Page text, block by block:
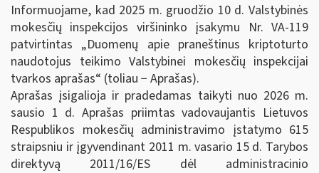
Informuojame, kad 2025 m. gruodžio 10 d. Valstybinės
mokesčių inspekcijos viršininko įsakymu Nr. VA-119
patvirtintas „Duomenų apie praneštinus kriptoturto
naudotojus teikimo Valstybinei mokesčių inspekcijai
tvarkos aprašas“ (toliau − Aprašas).
Aprašas įsigalioja ir pradedamas taikyti nuo 2026 m.
sausio 1 d. Aprašas priimtas vadovaujantis Lietuvos
Respublikos mokesčių administravimo įstatymo 615
straipsniu ir įgyvendinant 2011 m. vasario 15 d. Tarybos
direktyvą 2011/16/ES dėl administracinio